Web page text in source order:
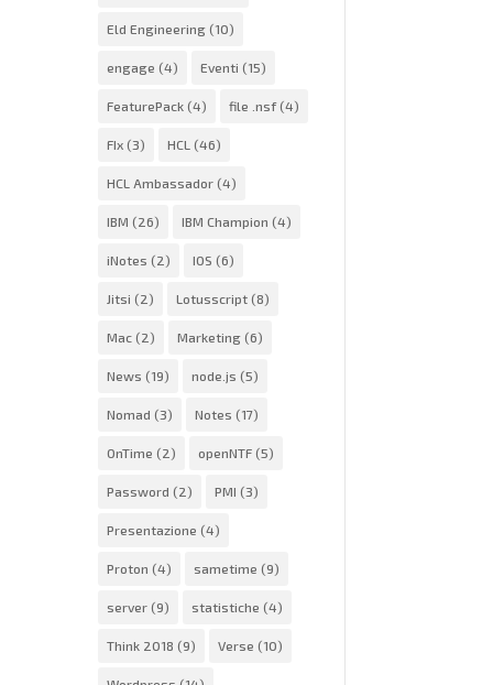
Eld Engineering (10)
engage (4) Eventi (15)
FeaturePack (4) file .nsf(4)
FIx (3) HCL (46)
HCL Ambassador (4)
IBM (26) IBM Champion (4)
iNotes (2) IOS (6)
Jitsi (2) Lotusscript (8)
Mac (2) Marketing (6)
News (19) node.js (5)
Nomad (3) Notes (17)
OnTime (2) openNTF (5)
Password (2) PMI (3)
Presentazione (4)
Proton (4) sametime (9)
server (9) statistiche (4)
Think 2018 (9) Verse (10)